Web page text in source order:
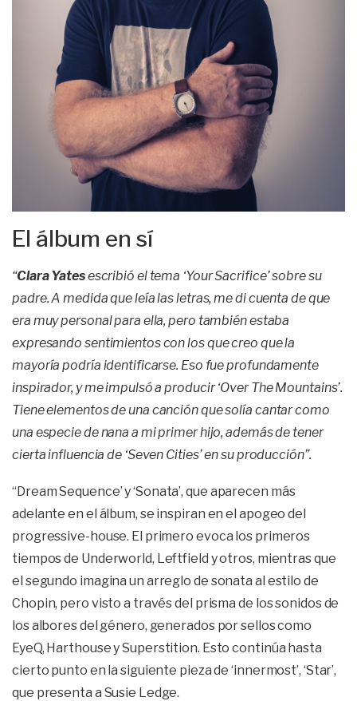
El álbum en sí
“Clara Yatesescribió el tema ‘Your Sacrifice’ sobre su
padre. A medida que leía las letras, me di cuenta de que
era muy personal para ella, pero también estaba
expresando sentimientos con los que creo que la
mayoría podría identificarse. Eso fue profundamente
inspirador, y me impulsó a producir ‘Over The Mountains’.
Tiene elementos de una canción que solía cantar como
una especie de nana a mi primer hijo, además de tener
cierta influencia de ‘Seven Cities’ en su producción”.
“Dream Sequence’ y ‘Sonata’, que aparecen más
adelante en el álbum, se inspiran en el apogeo del
progressive-house. El primero evoca los primeros
tiempos de Underworld, Leftfield y otros, mientras que
el segundo imagina un arreglo de sonata al estilo de
Chopin, pero visto a través del prisma de los sonidos de
los albores del género, generados por sellos como
EyeQ, Harthouse y Superstition. Esto continúa hasta
cierto punto en la siguiente pieza de ‘innermost’, ‘Star’,
que presenta a Susie Ledge.